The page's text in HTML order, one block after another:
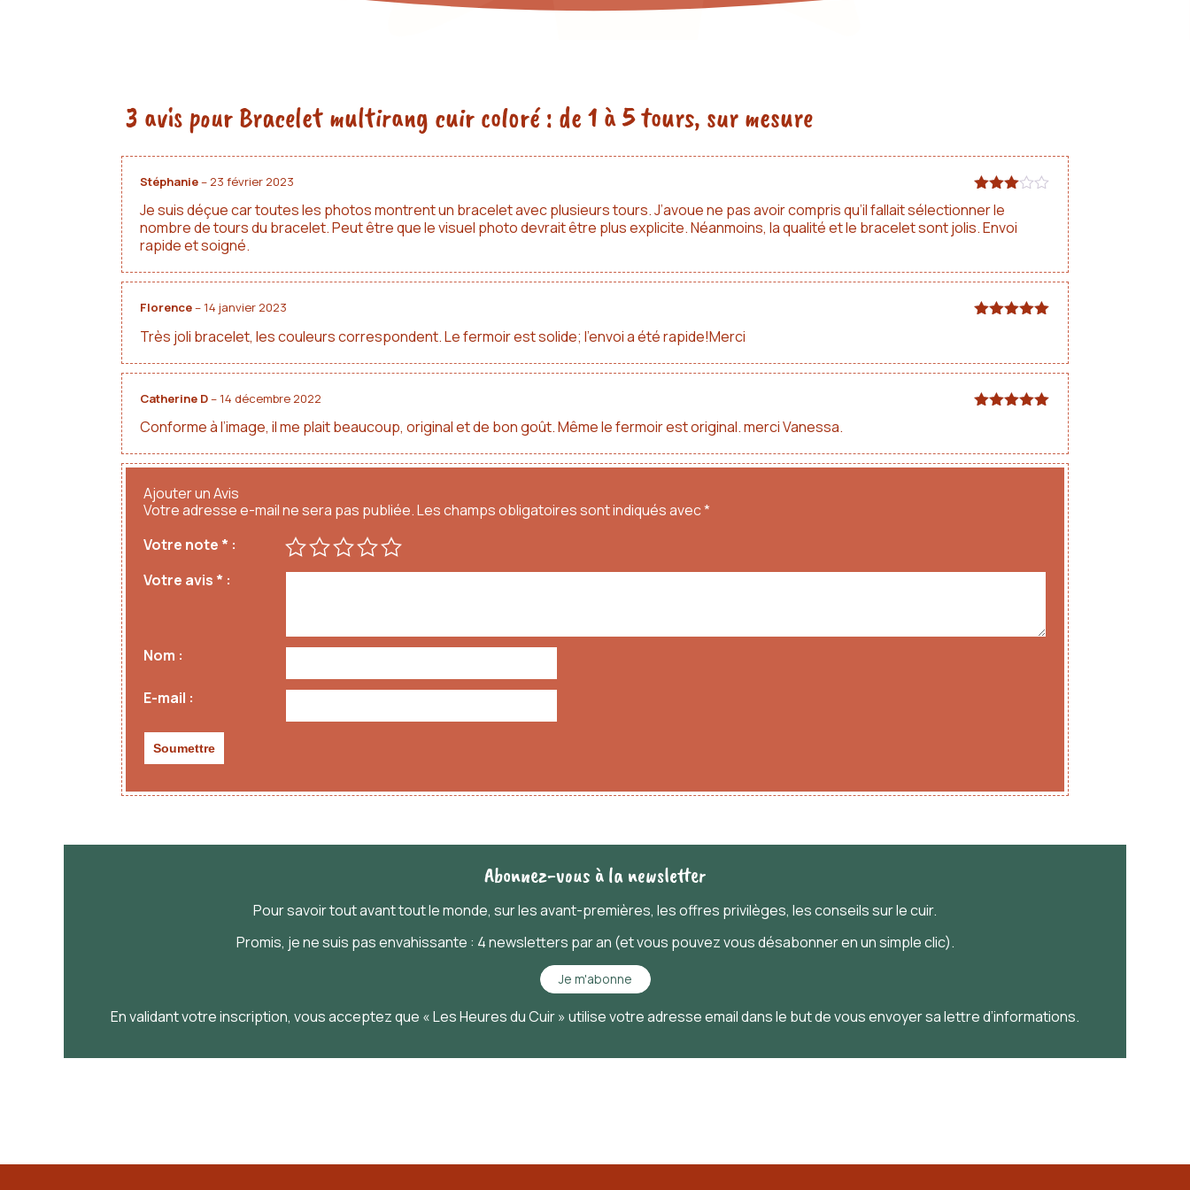
3 avis pourBracelet multirang cuir coloré : de 1 à 5 tours, sur mesure
Note
sur 5
Stéphanie– 23 février 2023
Je suis déçue car toutes les photos montrent un bracelet avec plusieurs tours. J’avoue ne pas avoir compris qu’il fallait sélectionner le
nombre de tours du bracelet. Peut être que le visuel photo devrait être plus explicite. Néanmoins, la qualité et le bracelet sont jolis. Envoi
rapide et soigné.
Florence–14 janvier 2023
Très joli bracelet, les couleurs correspondent. Le fermoir est solide; l’envoi a été rapide!Merci
Catherine D–14 décembre 2022
Conforme à l’image, il me plait beaucoup, original et de bon goût. Même le fermoir est original. merci Vanessa.
Ajouter un Avis
Votre adresse e-mail ne sera pas publiée.Les champs obligatoires sont indiqués avec*
Votre note *
Votre avis *
Nom
E-mail
Abonnez-vous à la newsletter
Pour savoirtoutavanttoutle monde, sur les avant-premières, les offres privilèges, les conseils sur le cuir.
Promis, je ne suis pas envahissante : 4 newsletters par an (et vous pouvez vous désabonner en un simple clic).
Je m'abonne
En validant votre inscription, vous acceptez que « Les Heures du Cuir » utilise votre adresse email dans le but de vous envoyer sa lettre d’informations.